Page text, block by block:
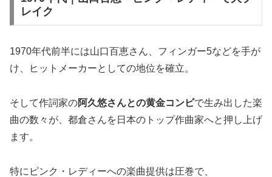
レイク
1970年代前半には山口百恵さん、フィンガー5などを手が
け、ヒットメーカーとしての地位を確立。
そして作詞家の阿久悠さんとの黄金コンビで生み出した楽
曲の数々が、都倉さんを日本のトップ作曲家へと押し上げ
ます。
特にピンク・レディーへの楽曲提供は圧巻で、